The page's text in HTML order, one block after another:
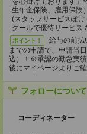
生年金保険、雇用保険
(スタッフサービスぽ
クールで優待サービス
ポイント！
給与の前払
までの申請で、申請当
込）！※承認の勤怠実
後にマイページよりご
フォローについて
コーディネーター